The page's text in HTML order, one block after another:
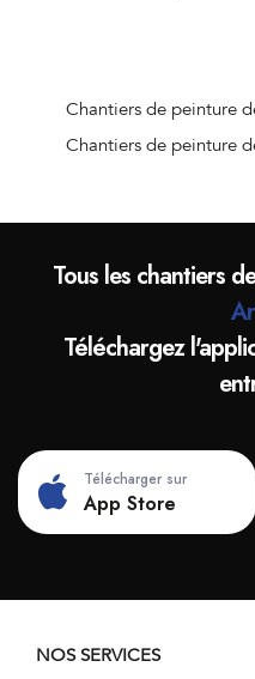
Chantiers de peinture
Chantiers de peinture
Tous les chantiers
Téléchargez
Télécharger sur
App Store
NOS SERVICES